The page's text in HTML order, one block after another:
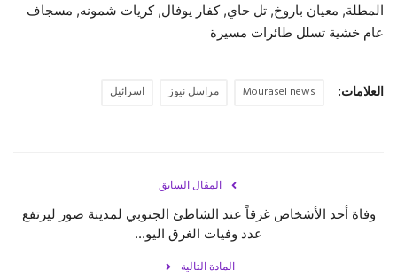
حياة
المطلة, معيان باروخ, تل حاي, كفار يوفال, كريات شمونه, مسجاف
عام خشية تسلل طائرات مسيرة
العلامات: Mourasel news مراسل نيوز اسرائيل
المقال السابق
وفاة أحد الأشخاص غرقاً عند الشاطئ الجنوبي لمدينة صور ليرتفع
عدد وفيات الغرق اليو...
المادة التالية